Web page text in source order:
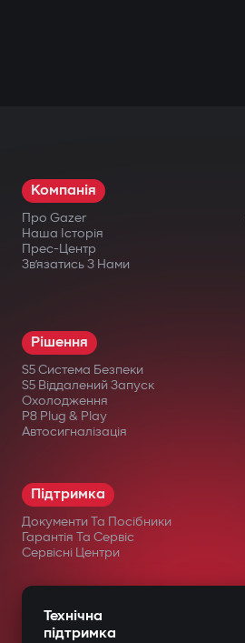
Компанія
Про Gazer
Наша Історія
Прес-Центр
Зв’язатись З Нами
Рішення
S5 Система Безпеки
S5 Віддалений Запуск
Охолодження
P8 Plug & Play
Автосигналізація
Підтримка
Документи Та Посібники
Гарантія Та Сервіс
Сервісні Центри
Технічна
підтримка